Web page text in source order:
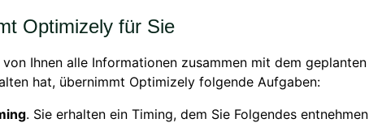
Optimizely für Sie
Ihnen alle Informationen zusammen mit dem geplanten
hat, übernimmt Optimizely folgende Aufgaben:
. Sie erhalten ein Timing, dem Sie Folgendes entnehmen